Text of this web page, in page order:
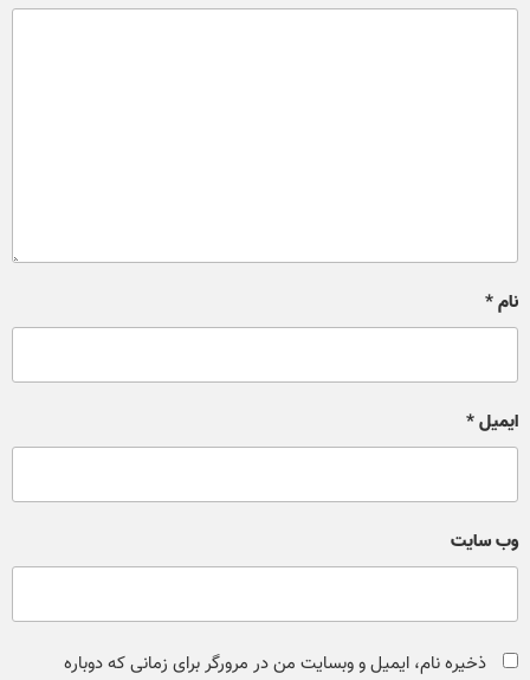
نام*
ایمیل*
وب‌ سایت
ذخیره نام، ایمیل و وبسایت من در مرورگر برای زمانی که دوباره